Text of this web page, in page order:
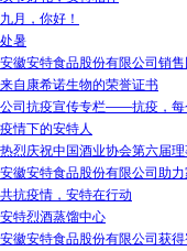
九月，你好！
处暑
安徽安特食品股份有限公司销
来自康希诺生物的荣誉证书
公司抗疫宣传专栏——抗疫，每
疫情下的安特人
热烈庆祝中国酒业协会第六届
安徽安特食品股份有限公司助
共抗疫情，安特在行动
安特烈酒蒸馏中心
安徽安特食品股份有限公司获